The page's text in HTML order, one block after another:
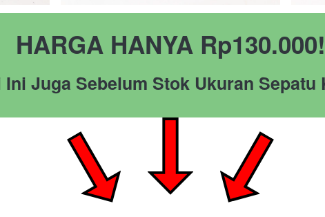
HARGA HANYA Rp130.000!
Ini Juga Sebelum Stok Ukuran Sepatu